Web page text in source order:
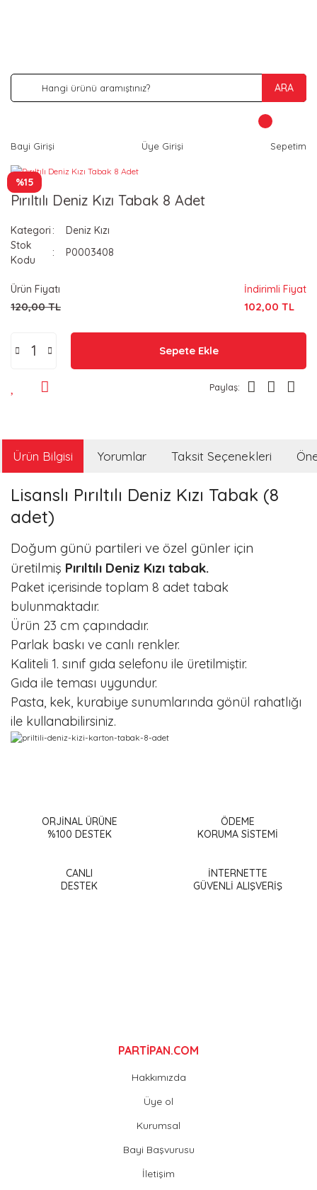
ARA
Bayi Girişi Üye Girişi Sepetim
%15
Pırıltılı Deniz Kızı Tabak 8 Adet
Kategori
Deniz Kızı
Stok
Kodu
P0003408
Ürün Fiyatı
120,00 TL
İndirimli Fiyat
102,00 TL
Sepete Ekle
Paylaş:
Ürün Bilgisi Yorumlar Taksit Seçenekleri
Lisanslı Pırıltılı Deniz Kızı Tabak (8
adet)
Doğum günü partileri ve özel günler için
üretilmiş Pırıltılı Deniz Kızı tabak.
Paket içerisinde toplam 8 adet tabak
bulunmaktadır.
Ürün 23 cm çapındadır.
Parlak baskı ve canlı renkler.
Kaliteli 1. sınıf gıda selefonu ile üretilmiştir.
Gıda ile teması uygundur.
Pasta, kek, kurabiye sunumlarında gönül rahatlığı
ile kullanabilirsiniz.
Görüş ve önerileriniz için teşekkür ederiz.
Ürün açıklamasında eksik bilgiler bulunuyor.
Ürün bilgilerinde hatalar bulunuyor.
ORJİNAL ÜRÜNE
%100 DESTEK
ÖDEME
KORUMA SİSTEMİ
CANLI
DESTEK
İNTERNETTE
GÜVENLİ ALIŞVERİŞ
PARTİPAN.COM
Hakkımızda
Üye ol
Kurumsal
Bayi Başvurusu
İletişim